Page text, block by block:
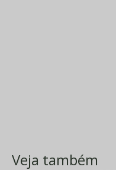
Veja também